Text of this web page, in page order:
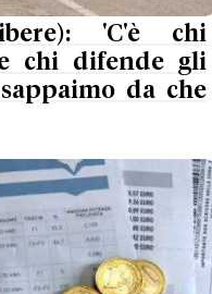
'C'è chi
chi difende gli
da che